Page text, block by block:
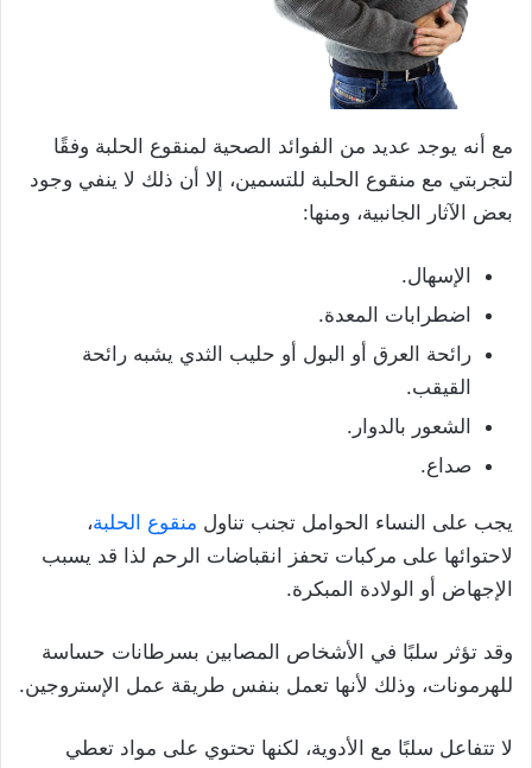
مع أنه يوجد عديد من الفوائد الصحية لمنقوع الحلبة وفقًا
لتجربتي مع منقوع الحلبة للتسمين، إلا أن ذلك لا ينفي وجود
بعض الآثار الجانبية، ومنها:
الإسهال.
اضطرابات المعدة.
رائحة العرق أو البول أو حليب الثدي يشبه رائحة
القيقب.
الشعور بالدوار.
صداع.
يجب على النساء الحوامل تجنب تناول منقوع الحلبة،
لاحتوائها على مركبات تحفز انقباضات الرحم لذا قد يسبب
الإجهاض أو الولادة المبكرة.
وقد تؤثر سلبًا في الأشخاص المصابين بسرطانات حساسة
للهرمونات، وذلك لأنها تعمل بنفس طريقة عمل الإستروجين.
لا تتفاعل سلبًا مع الأدوية، لكنها تحتوي على مواد تعطي